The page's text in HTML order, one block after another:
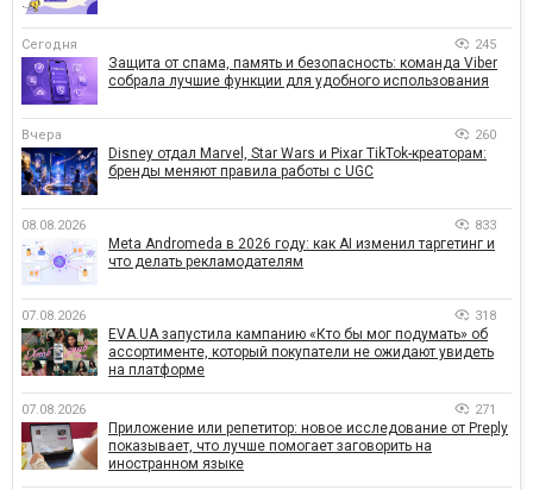
Сегодня 245
Защита от спама, память и безопасность: команда Viber
собрала лучшие функции для удобного использования
Вчера 260
Disney отдал Marvel, Star Wars и Pixar TikTok-креаторам:
бренды меняют правила работы с UGC
08.08.2026 833
Meta Andromeda в 2026 году: как AI изменил таргетинг и
что делать рекламодателям
07.08.2026 318
EVA.UA запустила кампанию «Кто бы мог подумать» об
ассортименте, который покупатели не ожидают увидеть
на платформе
07.08.2026 271
Приложение или репетитор: новое исследование от Preply
показывает, что лучше помогает заговорить на
иностранном языке